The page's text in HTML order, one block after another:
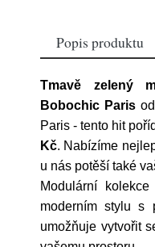
Popis produktu
Tmavě zelený
Bobochic Paris
Paris - tento hit
Kč. Nabízíme
u nás potěší také
Modulární kolekce
moderním stylu s
umožňuje vytvořit